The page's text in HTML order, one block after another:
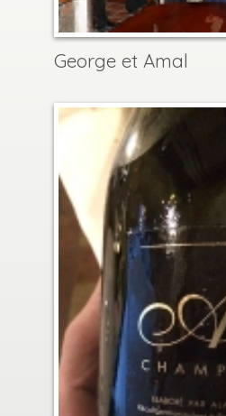
George et Amal